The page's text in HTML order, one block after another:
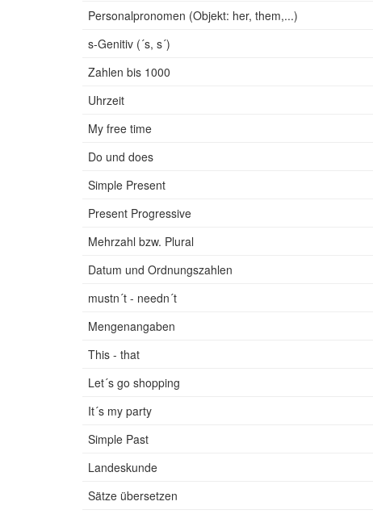
Personalpronomen (Objekt: her, them,...)
s-Genitiv (´s, s´)
Zahlen bis 1000
Uhrzeit
My free time
Do und does
Simple Present
Present Progressive
Mehrzahl bzw. Plural
Datum und Ordnungszahlen
mustn´t - needn´t
Mengenangaben
This - that
Let´s go shopping
It´s my party
Simple Past
Landeskunde
Sätze übersetzen